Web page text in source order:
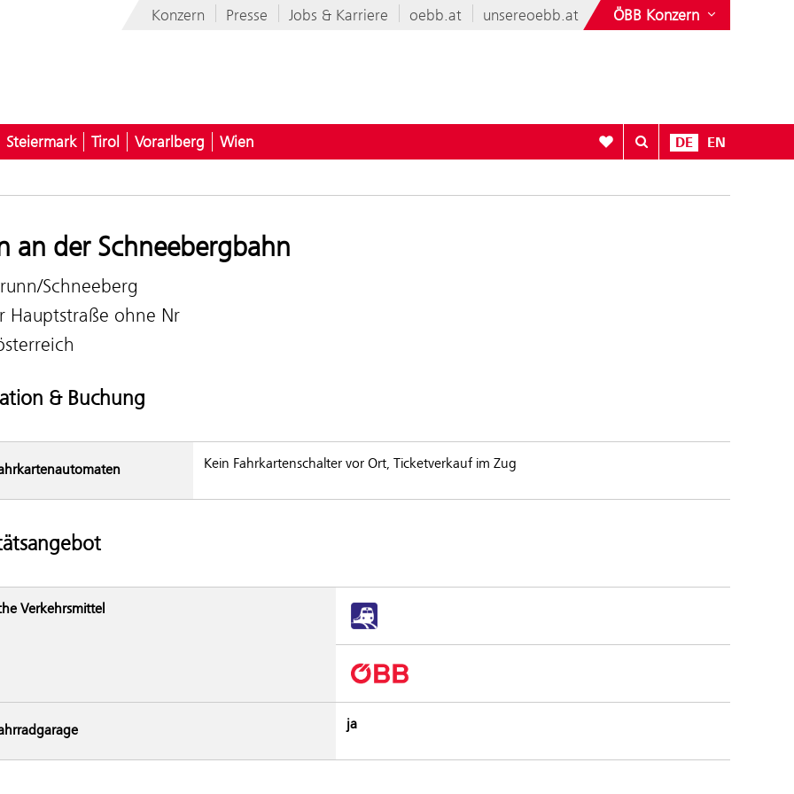
Konzern Presse Jobs & Karriere oebb.at unsereoebb.at ÖBB Konzern
Steiermark Tirol Vorarlberg Wien Zur Favoritenliste
DE EN
an der Schneebergbahn
Schneeberg
Hauptstraße ohne Nr
& Buchung
Kein Fahrkartenschalter vor Ort, Ticketverkauf im Zug
Verkehrsmittel
ja